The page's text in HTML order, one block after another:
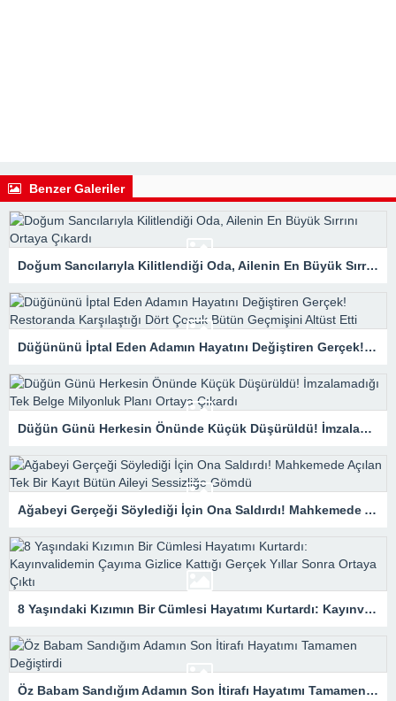
Benzer Galeriler
Doğum Sancılarıyla Kilitlendiği Oda, Ailenin En Büyük Sırrını Ortaya Çıkardı
Düğününü İptal Eden Adamın Hayatını Değiştiren Gerçek! Restoranda Karşılaştığı Dört Çocuk Bütün Geçmişini Altüst Etti
Düğün Günü Herkesin Önünde Küçük Düşürüldü! İmzalamadığı Tek Belge Milyonluk Planı Ortaya Çıkardı
Ağabeyi Gerçeği Söylediği İçin Ona Saldırdı! Mahkemede Açılan Tek Bir Kayıt Bütün Aileyi Sessizliğe Gömdü
8 Yaşındaki Kızımın Bir Cümlesi Hayatımı Kurtardı: Kayınvalidemin Çayıma Gizlice Kattığı Gerçek Yıllar Sonra Ortaya Çıktı
Öz Babam Sandığım Adamın Son İtirafı Hayatımı Tamamen Değiştirdi